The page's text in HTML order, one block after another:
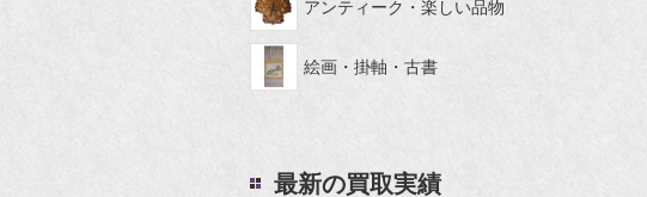
アンティーク・楽しい品物
絵画・掛軸・古書
最新の買取実績